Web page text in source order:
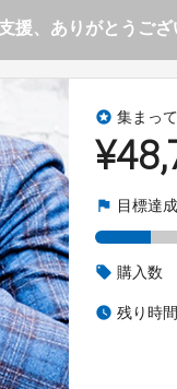
援、ありがとうござ
stars 集まっ
flag 目標達
local_offer 購入数
watch_later 残り時間